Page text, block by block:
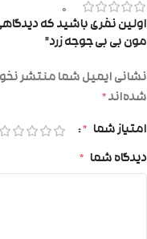
0
اولین نفری باشید که
مون بی بی جوجه زرد”
نشانی ایمیل شما منتشر
شده‌اند*
امتیاز شما *
دیدگاه شما *